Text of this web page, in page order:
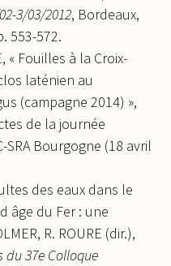
3/03/2012, Bordeaux,
553-572.
« Fouilles à la Croix-
laténien au
(campagne 2014) »,
de la journée
SRA Bourgogne (18 avril
des eaux dans le
âge du Fer : une
R. ROURE (dir.),
du 37e Colloque